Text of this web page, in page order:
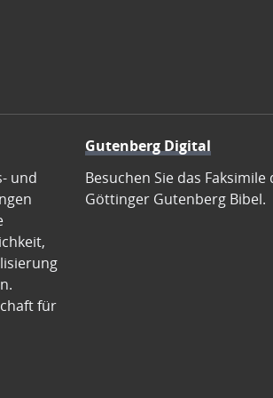
und
für
Gutenberg Digital
Besuchen Sie das Faksimile
Göttinger Gutenberg Bibel.